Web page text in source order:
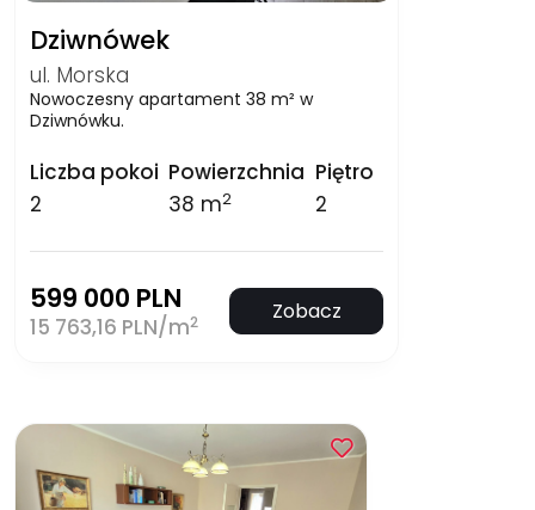
Dziwnówek
ul. Morska
Nowoczesny apartament 38 m² w
Dziwnówku.
Liczba pokoi
2
Powierzchnia
38 m2
Piętro
2
599 000 PLN
15 763,16 PLN/m2 Zobacz